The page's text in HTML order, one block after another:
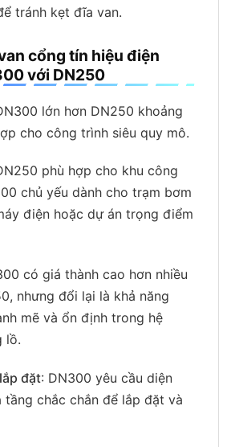
tránh kẹt đĩa van.
cổng tín hiệu điện
với DN250
lớn hơn DN250 khoảng
cho công trình siêu quy mô.
phù hợp cho khu công
chủ yếu dành cho trạm bơm
điện hoặc dự án trọng điểm
có giá thành cao hơn nhiều
nhưng đổi lại là khả năng
mẽ và ổn định trong hệ
lồ.
đặt: DN300 yêu cầu diện
tầng chắc chắn để lắp đặt và